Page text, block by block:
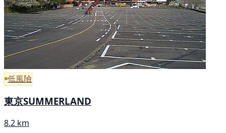
低風險
東京SUMMERLAND
8.2 km